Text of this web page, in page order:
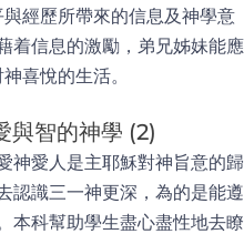
經歷所帶來的信息及神學意
着信息的激勵，弟兄姊妹能應
喜悅的生活。
與智的神學 (2)
神愛人是主耶穌對神旨意的歸
認識三一神更深，為的是能遵
本科幫助學生盡心盡性地去瞭